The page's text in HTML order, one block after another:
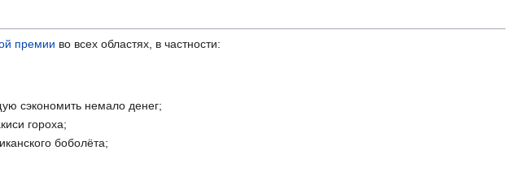
премии во всех областях, в частности:
сэкономить немало денег;
гороха;
боболёта;